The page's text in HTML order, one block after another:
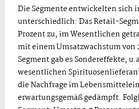
Die Segmente entwickelten sich
unterschiedlich: Das Retail-
Prozent zu, im Wesentlichen
mit einem Umsatzwachstum von
Segment gab es Sondereffekte,
wesentlichen
die Nachfrage im
erwartungsgemäß gedämpft.